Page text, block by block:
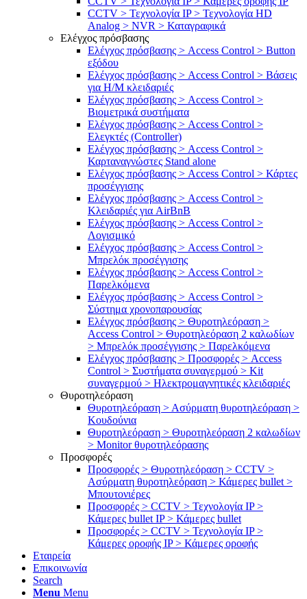
CCTV > Τεχνολογία IP > Τεχνολογία HD
Analog > NVR > Καταγραφικά
Ελέγχος πρόσβασης
Ελέγχος πρόσβασης > Access Control > Button
εξόδου
Ελέγχος πρόσβασης > Access Control > Βάσεις
για Η/Μ κλειδαριές
Ελέγχος πρόσβασης > Access Control >
Βιομετρικά συστήματα
Ελέγχος πρόσβασης > Access Control >
Ελεγκτές (Controller)
Ελέγχος πρόσβασης > Access Control >
Καρταναγνώστες Stand alone
Ελέγχος πρόσβασης > Access Control > Κάρτες
προσέγγισης
Ελέγχος πρόσβασης > Access Control >
Κλειδαριές για AirBnB
Ελέγχος πρόσβασης > Access Control >
Λογισμικό
Ελέγχος πρόσβασης > Access Control >
Μπρελόκ προσέγγισης
Ελέγχος πρόσβασης > Access Control >
Παρελκόμενα
Ελέγχος πρόσβασης > Access Control >
Σύστημα χρονοπαρουσίας
Ελέγχος πρόσβασης > Θυροτηλεόραση >
Access Control > Θυροτηλεόραση 2 καλωδίων
> Μπρελόκ προσέγγισης > Παρελκόμενα
Ελέγχος πρόσβασης > Προσφορές > Access
Control > Συστήματα συναγερμού > Kit
συναγερμού > Ηλεκτρομαγνητικές κλειδαριές
Θυροτηλεόραση
Θυροτηλεόραση > Ασύρματη θυροτηλεόραση >
Κουδούνια
Θυροτηλεόραση > Θυροτηλεόραση 2 καλωδίων
> Μonitor θυροτηλεόρασης
Προσφορές
Προσφορές > Θυροτηλεόραση > CCTV >
Ασύρματη θυροτηλεόραση > Κάμερες bullet >
Μπουτονιέρες
Προσφορές > CCTV > Τεχνολογία IP >
Κάμερες bullet IP > Κάμερες bullet
Προσφορές > CCTV > Τεχνολογία IP >
Κάμερες οροφής IP > Κάμερες οροφής
Εταιρεία
Επικοινωνία
Search
Menu Menu